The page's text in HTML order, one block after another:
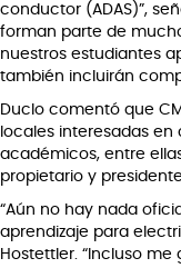
conductor (ADAS)”,
forman parte de
nuestros estudiantes
también incluirán
Duclo comentó que
locales interesadas
académicos, entre
propietario y
“Aún no hay nada
aprendizaje para
Hostettler. “Incluso me